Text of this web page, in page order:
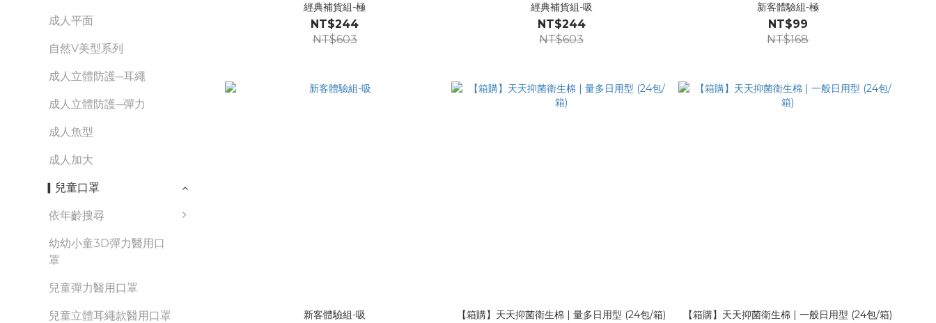
成人平面
自然V美型系列
成人立體防護─耳繩
成人立體防護─彈力
成人魚型
成人加大
▎兒童口罩
依年齡搜尋
幼幼小童3D彈力醫用口
罩
兒童彈力醫用口罩
兒童立體耳繩款醫用口罩
經典補貨組-極
NT$244
NT$603
經典補貨組-吸
NT$244
NT$603
新客體驗組-極
NT$99
NT$168
新客體驗組-吸 【箱購】天天抑菌衛生棉 | 量多日用型 (24包/箱) 【箱購】天天抑菌衛生棉 | 一般日用型 (24包/箱)